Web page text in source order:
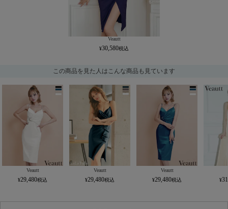
Veautt
30,580
この商品を見た人はこんな商品も見ています
Veautt
29,480
Veautt
29,480
Veautt
29,480